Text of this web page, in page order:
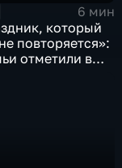
6 мин
который
повторяется»:
отметили в